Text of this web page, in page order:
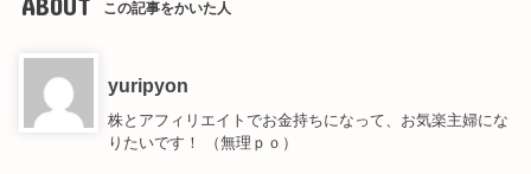
この記事をかいた人
yuripyon
株とアフィリエイトでお金持ちになって、お気楽主婦にな
りたいです！ （無理ｐｏ）